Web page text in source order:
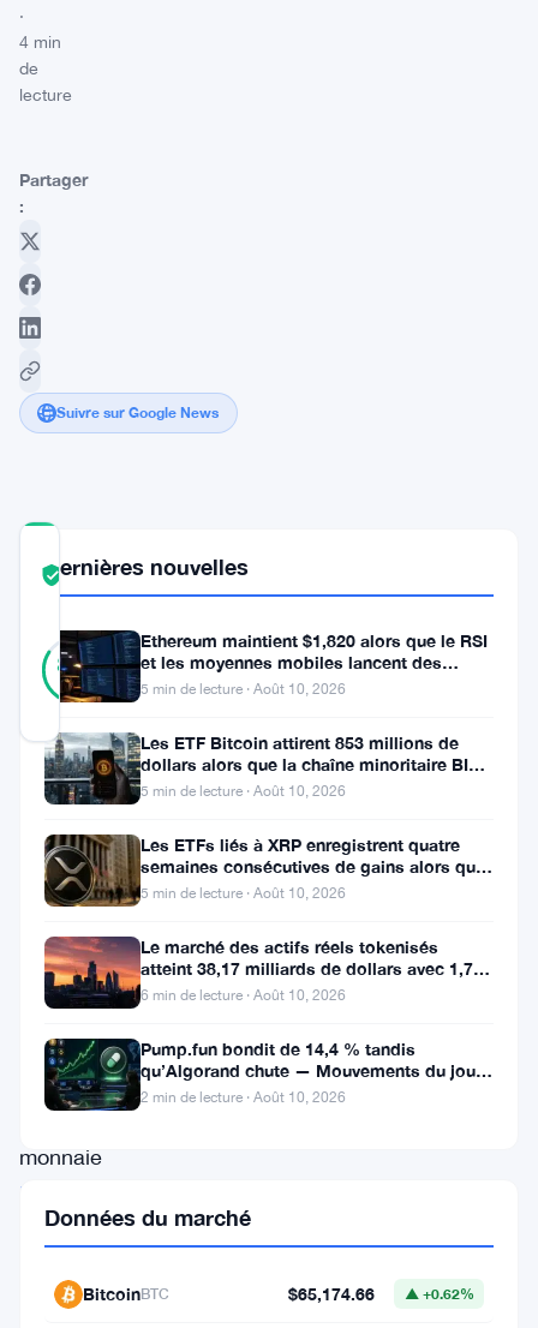
·
4 min
de
lecture
Partager
:
Suivre sur Google News
TRUST
SCORE
Vérifié
84%
RÉEL
Vérifié
31
votes
Dans
tournure
imprévue
étonnante
des
événements,
crypto-
monnaie
PEPE
qui
attiré
Dernières nouvelles
Ethereum maintient $1,820 alors que le RSI
et les moyennes mobiles lancent des
signaux d’avertissement
5 min de lecture · Août 10, 2026
Les ETF Bitcoin attirent 853 millions de
dollars alors que la chaîne minoritaire BIP-
110 meurt après deux
5 min de lecture · Août 10, 2026
Les ETFs liés à XRP enregistrent quatre
semaines consécutives de gains alors que
le prix teste le support à 1
5 min de lecture · Août 10, 2026
Le marché des actifs réels tokenisés
atteint 38,17 milliards de dollars avec 1,7
million de détenteurs
6 min de lecture · Août 10, 2026
Pump.fun bondit de 14,4 % tandis
qu’Algorand chute — Mouvements du jour
10 août
2 min de lecture · Août 10, 2026
Données du marché
BitcoinBTC $65,174.66 ▲ +0.62%